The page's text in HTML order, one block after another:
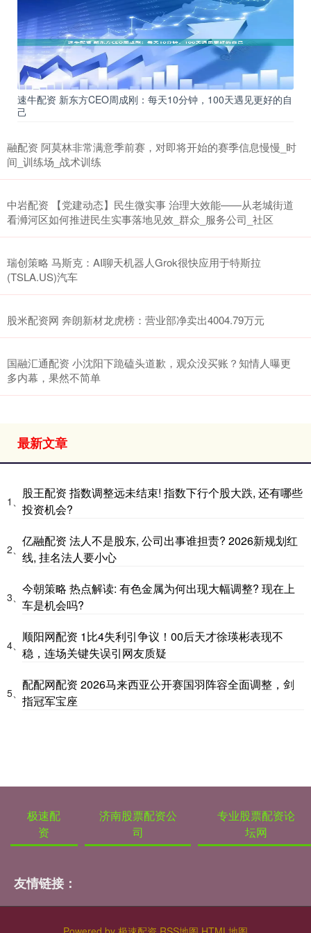
速牛配资 新东方CEO周成刚：每天10分钟，100天遇见更好的自
己
融配资 阿莫林非常满意季前赛，对即将开始的赛季信息慢慢_时
间_训练场_战术训练
中岩配资 【党建动态】民生微实事 治理大效能——从老城街道
看浉河区如何推进民生实事落地见效_群众_服务公司_社区
瑞创策略 马斯克：AI聊天机器人Grok很快应用于特斯拉
(TSLA.US)汽车
股米配资网 奔朗新材龙虎榜：营业部净卖出4004.79万元
国融汇通配资 小沈阳下跪磕头道歉，观众没买账？知情人曝更
多内幕，果然不简单
最新文章
1、
股王配资 指数调整远未结束! 指数下行个股大跌, 还有哪些
投资机会?
2、
亿融配资 法人不是股东, 公司出事谁担责? 2026新规划红
线, 挂名法人要小心
3、
今朝策略 热点解读: 有色金属为何出现大幅调整? 现在上
车是机会吗?
4、
顺阳网配资 1比4失利引争议！00后天才徐瑛彬表现不
稳，连场关键失误引网友质疑
5、
配配网配资 2026马来西亚公开赛国羽阵容全面调整，剑
指冠军宝座
极速配
资
济南股票配资公
司
专业股票配资论
坛网
友情链接：